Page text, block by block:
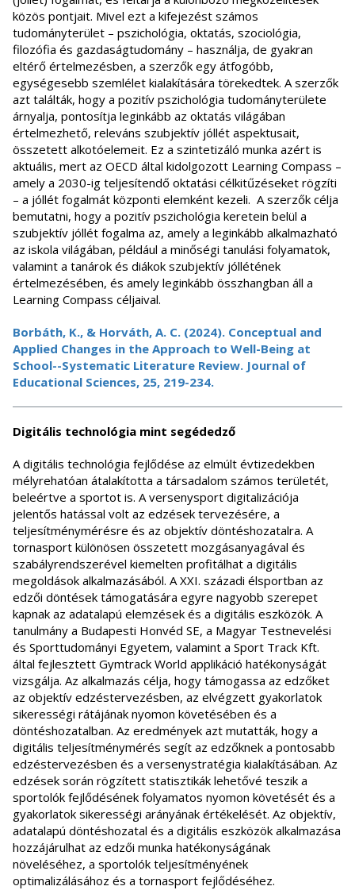
közös pontjait. Mivel ezt a kifejezést számos
tudományterület – pszichológia, oktatás, szociológia,
filozófia és gazdaságtudomány – használja, de gyakran
eltérő értelmezésben, a szerzők egy átfogóbb,
egységesebb szemlélet kialakítására törekedtek. A szerzők
azt találták, hogy a pozitív pszichológia tudományterülete
árnyalja, pontosítja leginkább az oktatás világában
értelmezhető, releváns szubjektív jóllét aspektusait,
összetett alkotóelemeit. Ez a szintetizáló munka azért is
aktuális, mert az OECD által kidolgozott Learning Compass –
amely a 2030-ig teljesítendő oktatási célkitűzéseket rögzíti
– a jóllét fogalmát központi elemként kezeli. A szerzők célja
bemutatni, hogy a pozitív pszichológia keretein belül a
szubjektív jóllét fogalma az, amely a leginkább alkalmazható
az iskola világában, például a minőségi tanulási folyamatok,
valamint a tanárok és diákok szubjektív jóllétének
értelmezésében, és amely leginkább összhangban áll a
Learning Compass céljaival.
Borbáth, K., & Horváth, A. C. (2024). Conceptual and
Applied Changes in the Approach to Well-Being at
School--Systematic Literature Review. Journal of
Educational Sciences, 25, 219-234.
Digitális technológia mint segédedző
A digitális technológia fejlődése az elmúlt évtizedekben
mélyrehatóan átalakította a társadalom számos területét,
beleértve a sportot is. A versenysport digitalizációja
jelentős hatással volt az edzések tervezésére, a
teljesítménymérésre és az objektív döntéshozatalra. A
tornasport különösen összetett mozgásanyagával és
szabályrendszerével kiemelten profitálhat a digitális
megoldások alkalmazásából. A XXI. századi élsportban az
edzői döntések támogatására egyre nagyobb szerepet
kapnak az adatalapú elemzések és a digitális eszközök. A
tanulmány a Budapesti Honvéd SE, a Magyar Testnevelési
és Sporttudományi Egyetem, valamint a Sport Track Kft.
által fejlesztett Gymtrack World applikáció hatékonyságát
vizsgálja. Az alkalmazás célja, hogy támogassa az edzőket
az objektív edzéstervezésben, az elvégzett gyakorlatok
sikerességi rátájának nyomon követésében és a
döntéshozatalban. Az eredmények azt mutatták, hogy a
digitális teljesítménymérés segít az edzőknek a pontosabb
edzéstervezésben és a versenystratégia kialakításában. Az
edzések során rögzített statisztikák lehetővé teszik a
sportolók fejlődésének folyamatos nyomon követését és a
gyakorlatok sikerességi arányának értékelését. Az objektív,
adatalapú döntéshozatal és a digitális eszközök alkalmazása
hozzájárulhat az edzői munka hatékonyságának
növeléséhez, a sportolók teljesítményének
optimalizálásához és a tornasport fejlődéséhez.